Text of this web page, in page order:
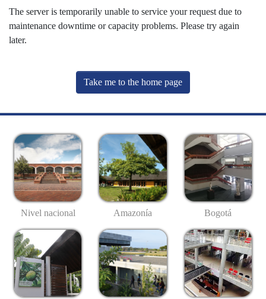
The server is temporarily unable to service your request due to
maintenance downtime or capacity problems. Please try again
later.
Take me to the home page
Nivel nacional Amazonía Bogotá